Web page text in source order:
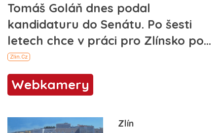
Webkamery
Zlín